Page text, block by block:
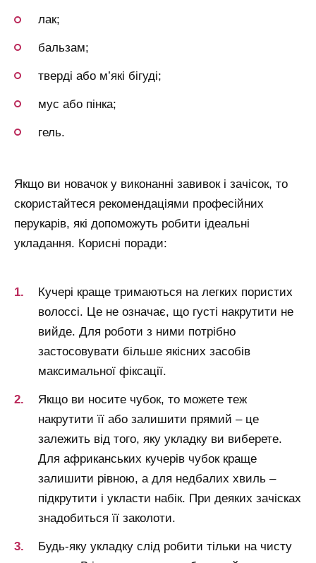
лак;
бальзам;
тверді або м’які бігуді;
мус або пінка;
гель.
Якщо ви новачок у виконанні завивок і зачісок, то
скористайтеся рекомендаціями професійних
перукарів, які допоможуть робити ідеальні
укладання. Корисні поради:
Кучері краще тримаються на легких пористих
волоссі. Це не означає, що густі накрутити не
вийде. Для роботи з ними потрібно
застосовувати більше якісних засобів
максимальної фіксації.
Якщо ви носите чубок, то можете теж
накрутити її або залишити прямий – це
залежить від того, яку укладку ви виберете.
Для африканських кучерів чубок краще
залишити рівною, а для недбалих хвиль –
підкрутити і укласти набік. При деяких зачісках
знадобиться її заколоти.
Будь-яку укладку слід робити тільки на чисту